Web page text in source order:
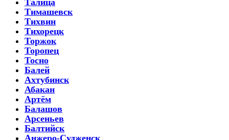
Тимашевск
Тихвин
Тихорецк
Торжок
Торопец
Тосно
Балей
Ахтубинск
Абакан
Артём
Балашов
Арсеньев
Балтийск
Анжеро-Судженск